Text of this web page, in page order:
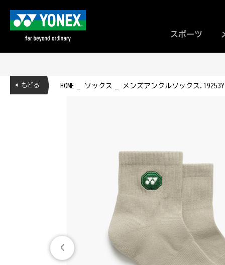
スポーツ
HOME ソックス メンズアンクルソックス.19253Y
◀ もどる